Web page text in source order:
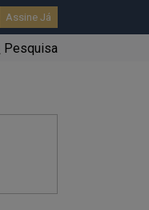
Assine Já
Pesquisa